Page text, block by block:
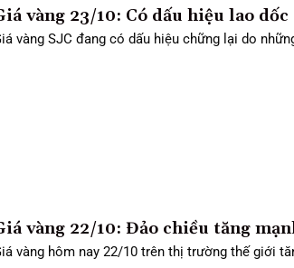
vàng 23/10: Có dấu hiệu lao dốc
vàng SJC đang có dấu hiệu chững lại do
vàng 22/10: Đảo chiều tăng
vàng hôm nay 22/10 trên thị trường thế giới